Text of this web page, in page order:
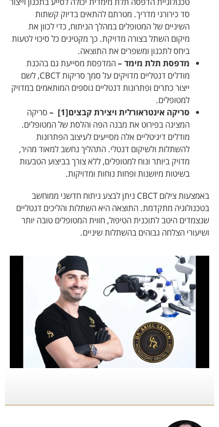
סד כירורגי מדריך. מטרתם להתאים בדיוק קשתות
השיניים של המטופלים במהלך הניתוח, כדי לכוון את
מיקום השתל בצורה מדויקת. כך מקטינים כל סיכוי לטעות
ביחס לתכנון ומשפרים את התוצאה.
מדפסת תלת מימד –המדפסת מסייעת גם בהכנת
מודלים דנטליים מדויקים על סמך סריקות CBCT, לשם
ייצור כתרים ופתרונות דנטליים נוספים המותאמים במדויק
למטופלים.
סריקה אינטראורלית ויצירת קבצים[1] –
סריקה
המציגה בפירוט את מבנה הפה והלסת של המטופלים.
מודלים דיגיטליים אלה מסייעים לעיצוב הפתרונות
להשתלות ולשיקום דנטלי. התהליך נחשב למאוד מהיר,
מדויק ביותר ונוח למטופלים, ללא צורך בביצוע הטבעות
בשיטות מיושנות ופחות נוחות ומדויקות.
באמצעות צילום CBCT ניתן לבצע ניתוח חדשני ממוחשב
בטכנולוגיה מתקדמת. התוצאה היא השתלות והליכים דנטליים
שנצמדים היטב לתוכנית הטיפול, חווית המטופלים טובה יותר
ושיעורי הצלחה גבוהים בהשתלות שיניים.